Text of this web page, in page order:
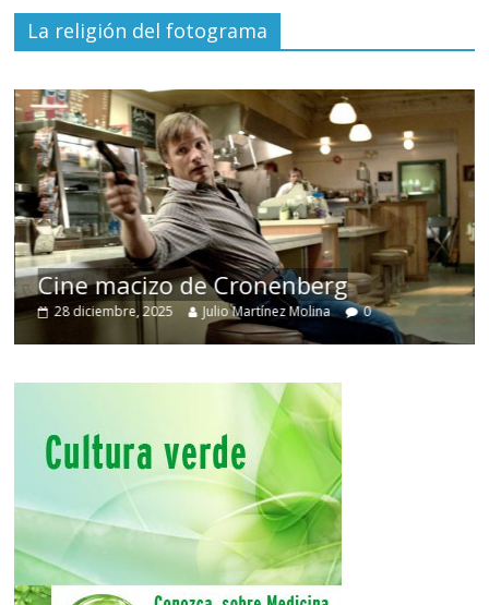
La religión del fotograma
Cine macizo de Cronenberg
28 diciembre, 2025 Julio Martínez Molina 0